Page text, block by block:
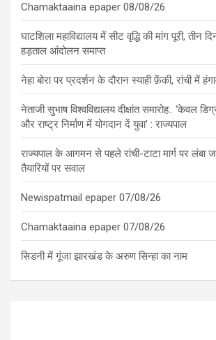
Chamaktaaina epaper 08/08/26
घाटशिला महाविद्यालय में सीट वृद्धि की मांग पूरी, तीन
हड़ताल आंदोलन समाप्त
नेहा बोरा पर प्रदर्शन के दौरान स्याही फ़ेंकी, रांची में
नेताजी सुभाष विश्वविद्यालय दीक्षांत समारोह.. ‘केवल
और राष्ट्र निर्माण में योगदान दें युवा’ : राज्यपाल
राज्यपाल के आगमन से पहले रांची-टाटा मार्ग पर लंबा
तैयारियों पर सवाल
Newispatmail epaper 07/08/26
Chamaktaaina epaper 07/08/26
सिडनी में गूंजा झारखंड के अरुण सिन्हा का नाम